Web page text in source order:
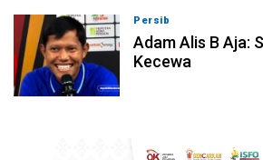
Persib
Adam Alis B Aja:
Kecewa